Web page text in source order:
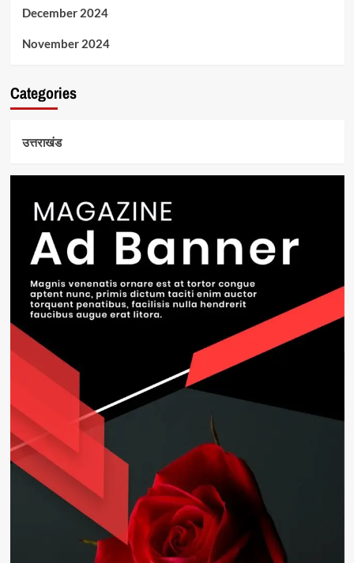
December 2024
November 2024
Categories
उत्तराखंड